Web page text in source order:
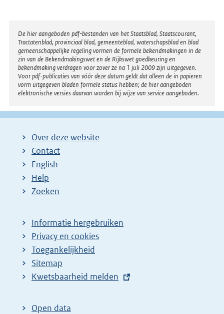
Disclaimer
De hier aangeboden pdf-bestanden van het Staatsblad, Staatscourant,
Tractatenblad, provinciaal blad, gemeenteblad, waterschapsblad en blad
gemeenschappelijke regeling vormen de formele bekendmakingen in de
zin van de Bekendmakingswet en de Rijkswet goedkeuring en
bekendmaking verdragen voor zover ze na 1 juli 2009 zijn uitgegeven.
Voor pdf-publicaties van vóór deze datum geldt dat alleen de in papieren
vorm uitgegeven bladen formele status hebben; de hier aangeboden
elektronische versies daarvan worden bij wijze van service aangeboden.
Over deze website
Contact
English
Help
Zoeken
Informatie hergebruiken
Privacy en cookies
Toegankelijkheid
Sitemap
E
t
Kwetsbaarheid melden
Open data